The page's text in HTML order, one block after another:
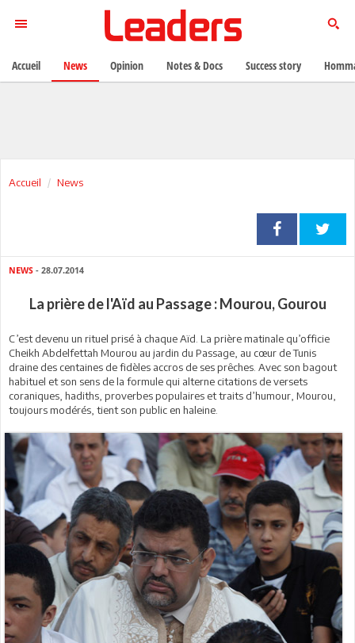
Accueil News
NEWS - 28.07.2014
La prière de l'Aïd au Passage : Mourou, Gourou
C’est devenu un rituel prisé à chaque Aïd. La prière matinale qu’officie
Cheikh Abdelfettah Mourou au jardin du Passage, au cœur de Tunis
draine des centaines de fidèles accros de ses prêches. Avec son bagout
habituel et son sens de la formule qui alterne citations de versets
coraniques, hadiths, proverbes populaires et traits d’humour, Mourou,
toujours modérés, tient son public en haleine.
Accueil News Opinion Notes & Docs Success story